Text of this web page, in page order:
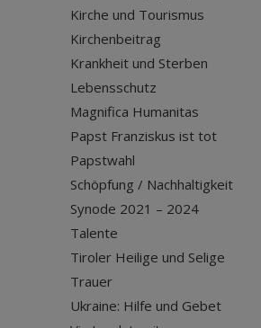
Kirche und Tourismus
Kirchenbeitrag
Krankheit und Sterben
Lebensschutz
Magnifica Humanitas
Papst Franziskus ist tot
Papstwahl
Schöpfung / Nachhaltigkeit
Synode 2021 – 2024
Talente
Tiroler Heilige und Selige
Trauer
Ukraine: Hilfe und Gebet